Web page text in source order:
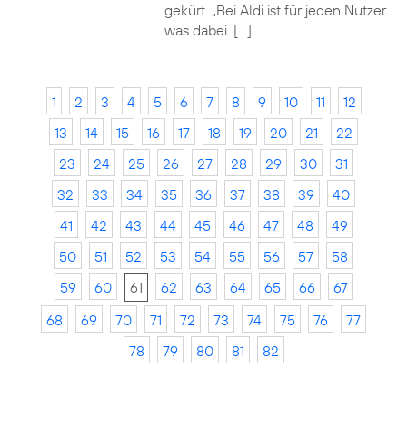
gekürt. „Bei Aldi ist für jeden Nutzer
was dabei. […]
1 2 3 4 5 6 7 8 9 10 11
12
13
14 15 16 17 18 19 20 21
22
23
24 25 26 27 28 29 30
31
32
33 34 35 36 37 38 39
40
41
42 43 44 45 46 47 48
49
50
51 52 53 54 55 56 57
58
59
60 61 62 63 64 65 66
67
68
69 70 71 72 73 74 75 76
77
78
79 80 81 82